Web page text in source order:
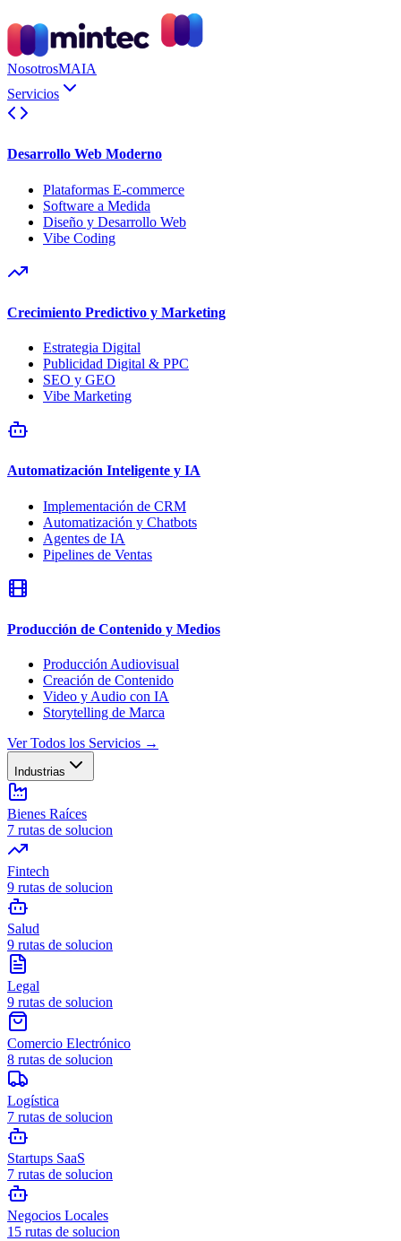
NosotrosMAIA
Servicios
Desarrollo Web Moderno
Plataformas E-commerce
Software a Medida
Diseño y Desarrollo Web
Vibe Coding
Crecimiento Predictivo y Marketing
Estrategia Digital
Publicidad Digital & PPC
SEO y GEO
Vibe Marketing
Automatización Inteligente y IA
Implementación de CRM
Automatización y Chatbots
Agentes de IA
Pipelines de Ventas
Producción de Contenido y Medios
Producción Audiovisual
Creación de Contenido
Video y Audio con IA
Storytelling de Marca
Ver Todos los Servicios →
Industrias
Bienes Raíces
7 rutas de solucion
Fintech
9 rutas de solucion
Salud
9 rutas de solucion
Legal
9 rutas de solucion
Comercio Electrónico
8 rutas de solucion
Logística
7 rutas de solucion
Startups SaaS
7 rutas de solucion
Negocios Locales
15 rutas de solucion